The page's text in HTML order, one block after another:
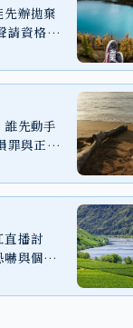
辦拋棄
請資格」
誰先動手
罪與正當
直播討
與個資